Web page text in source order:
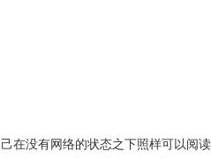
在没有网络的状态之下照样可以阅